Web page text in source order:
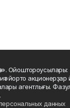
Ойоштороусылары:
йорто акционерҙар
агентлығы.
данных